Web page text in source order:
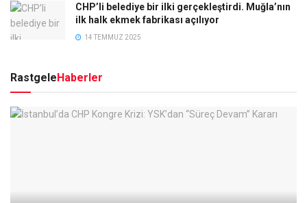
CHP’li belediye bir ilki gerçekleştirdi. Muğla’nın
ilk halk ekmek fabrikası açılıyor
14 TEMMUZ 2025
RastgeleHaberler